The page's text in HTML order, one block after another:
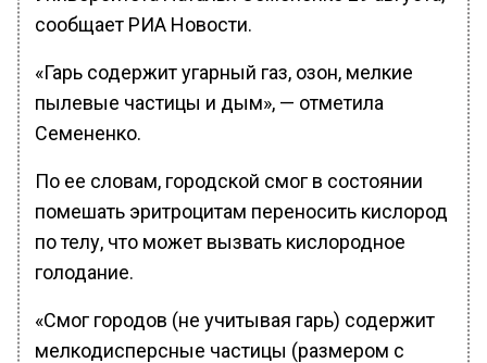
сообщает РИА Новости.
«Гарь содержит угарный газ, озон, мелкие
пылевые частицы и дым», — отметила
Семененко.
По ее словам, городской смог в состоянии
помешать эритроцитам переносить кислород
по телу, что может вызвать кислородное
голодание.
«Смог городов (не учитывая гарь) содержит
мелкодисперсные частицы (размером с